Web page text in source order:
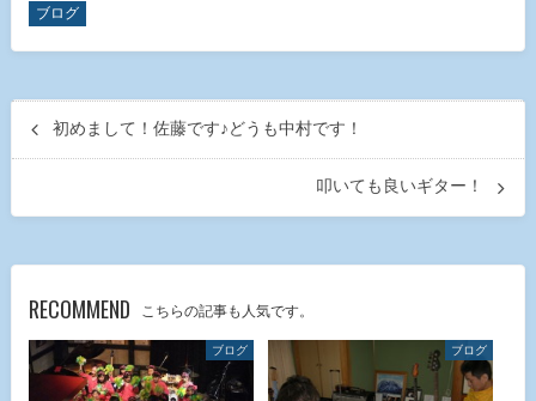
ブログ
初めまして！佐藤です♪どうも中村です！
叩いても良いギター！
RECOMMEND こちらの記事も人気です。
ブログ ブログ